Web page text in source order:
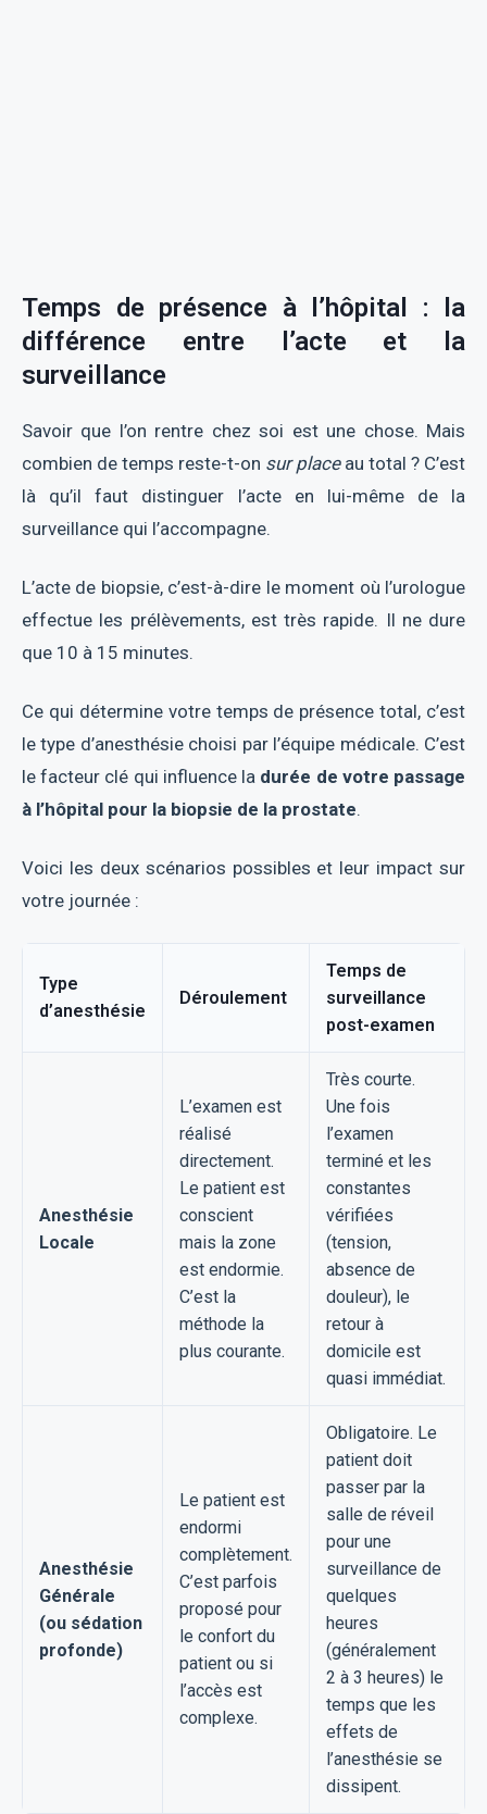
Temps de présence à l’hôpital : la
différence entre l’acte et la
surveillance
Savoir que l’on rentre chez soi est une chose. Mais
combien de temps reste-t-on sur placeau total ? C’est
là qu’il faut distinguer l’acte en lui-même de la
surveillance qui l’accompagne.
L’acte de biopsie, c’est-à-dire le moment où l’urologue
effectue les prélèvements, est très rapide. Il ne dure
que 10 à 15 minutes.
Ce qui détermine votre temps de présence total, c’est
le type d’anesthésie choisi par l’équipe médicale. C’est
le facteur clé qui influence la durée de votre passage
à l’hôpital pour la biopsie de la prostate.
Voici les deux scénarios possibles et leur impact sur
votre journée :
Type
d’anesthésie
Déroulement
Temps de
surveillance
post-examen
Anesthésie
Locale
L’examen est
réalisé
directement.
Le patient est
conscient
mais la zone
est endormie.
C’est la
méthode la
plus courante.
Très courte.
Une fois
l’examen
terminé et les
constantes
vérifiées
(tension,
absence de
douleur), le
retour à
domicile est
quasi immédiat.
Anesthésie
Générale
(ou sédation
profonde)
Le patient est
endormi
complètement.
C’est parfois
proposé pour
le confort du
patient ou si
l’accès est
complexe.
Obligatoire. Le
patient doit
passer par la
salle de réveil
pour une
surveillance de
quelques
heures
(généralement
2 à 3 heures) le
temps que les
effets de
l’anesthésie se
dissipent.